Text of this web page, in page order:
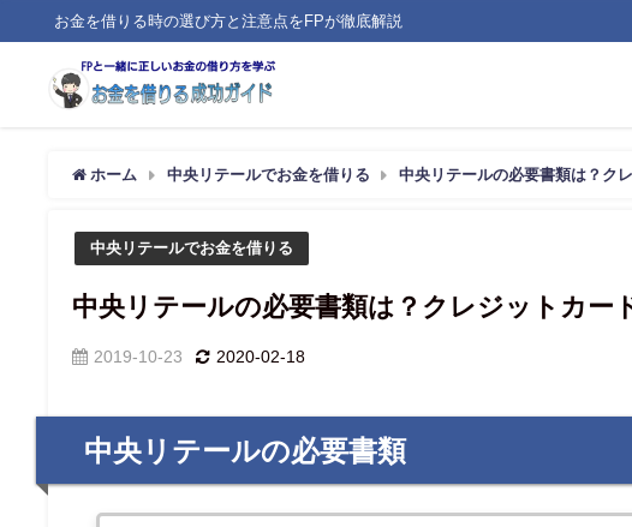
お金を借りる時の選び方と注意点をFPが徹底解説
ホーム 中央リテールでお金を借りる 中央リテールの必要書類は？ク
中央リテールでお金を借りる
中央リテールの必要書類は？クレジットカー
2019-10-23 2020-02-18
中央リテールの必要書類